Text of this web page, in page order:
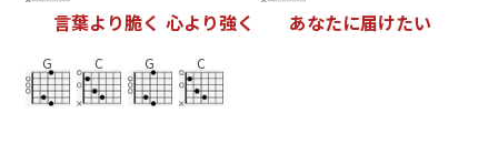
言葉よ り脆く 心よ り強く あなたに届けたい
G C G C